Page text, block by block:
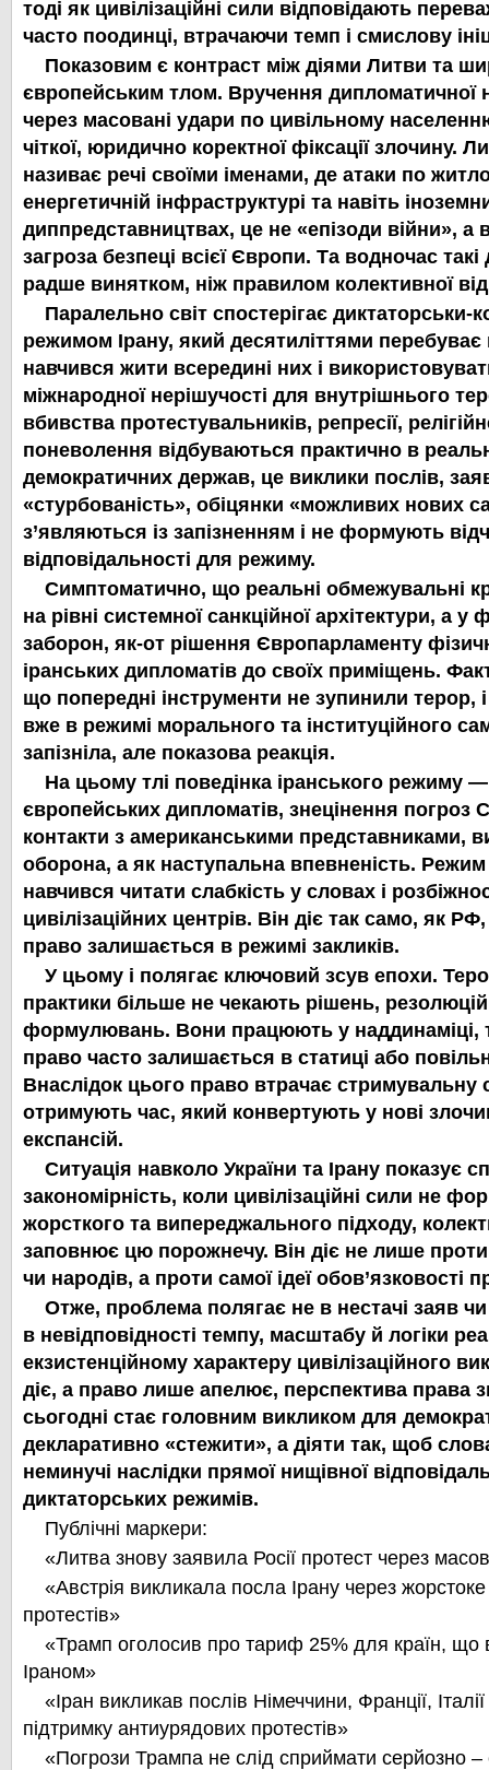
тоді як цивілізаційні сили відповідають
часто поодинці, втрачаючи темп і смислову
Показовим є контраст між діями Литви та
європейським тлом. Вручення дипломатичної
через масовані удари по цивільному
чіткої, юридично коректної фіксації злочину.
називає речі своїми іменами, де атаки по
енергетичній інфраструктурі та навіть
диппредставництвах, це не «епізоди війни», а
загроза безпеці всієї Європи. Та водночас
радше винятком, ніж правилом колективної
Паралельно світ спостерігає диктаторськи-
режимом Ірану, який десятиліттями перебуває
навчився жити всередині них і
міжнародної нерішучості для внутрішнього
вбивства протестувальників, репресії,
поневолення відбуваються практично в
демократичних держав, це виклики послів,
«стурбованість», обіцянки «можливих нових
з’являються із запізненням і не формують
відповідальності для режиму.
Симптоматично, що реальні обмежувальні
на рівні системної санкційної архітектури, а у
заборон, як-от рішення Європарламенту
іранських дипломатів до своїх приміщень.
що попередні інструменти не зупинили терор,
вже в режимі морального та інституційного
запізніла, але показова реакція.
На цьому тлі поведінка іранського режиму
європейських дипломатів, знецінення погроз
контакти з американськими представниками,
оборона, а як наступальна впевненість.
навчився читати слабкість у словах і
цивілізаційних центрів. Він діє так само, як
право залишається в режимі закликів.
У цьому і полягає ключовий зсув епохи.
практики більше не чекають рішень,
формулювань. Вони працюють у наддинаміці,
право часто залишається в статиці або
Внаслідок цього право втрачає
отримують час, який конвертують у нові
експансій.
Ситуація навколо України та Ірану показує
закономірність, коли цивілізаційні сили не
жорсткого та випереджального підходу,
заповнює цю порожнечу. Він діє не лише
чи народів, а проти самої ідеї обов’язковості
Отже, проблема полягає не в нестачі заяв чи
в невідповідності темпу, масштабу й логіки
екзистенційному характеру цивілізаційного
діє, а право лише апелює, перспектива права
сьогодні стає головним викликом для
декларативно «стежити», а діяти так, щоб
неминучі наслідки прямої нищівної
диктаторських режимів.
Публічні маркери:
«Литва знову заявила Росії протест через
«Австрія викликала посла Ірану через
протестів»
«Трамп оголосив про тариф 25% для країн, що
Іраном»
«Іран викликав послів Німеччини, Франції,
підтримку антиурядових протестів»
«Погрози Трампа не слід сприймати серйозно –